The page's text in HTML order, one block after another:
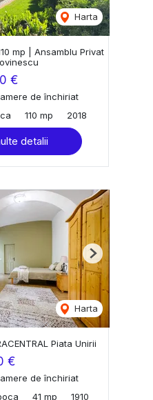
Harta
mp | Ansamblu Privat
€
de închiriat
110 mp 2018
detalii
Harta
Next
Piata Unirii
€
de închiriat
41 mp 1910